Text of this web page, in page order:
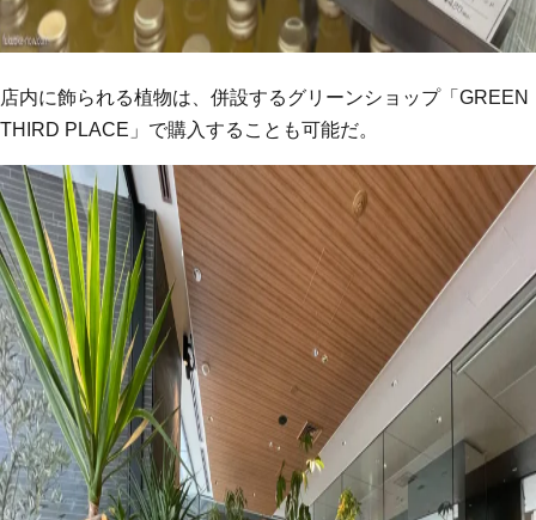
店内に飾られる植物は、併設するグリーンショップ「GREEN
THIRD PLACE」で購入することも可能だ。